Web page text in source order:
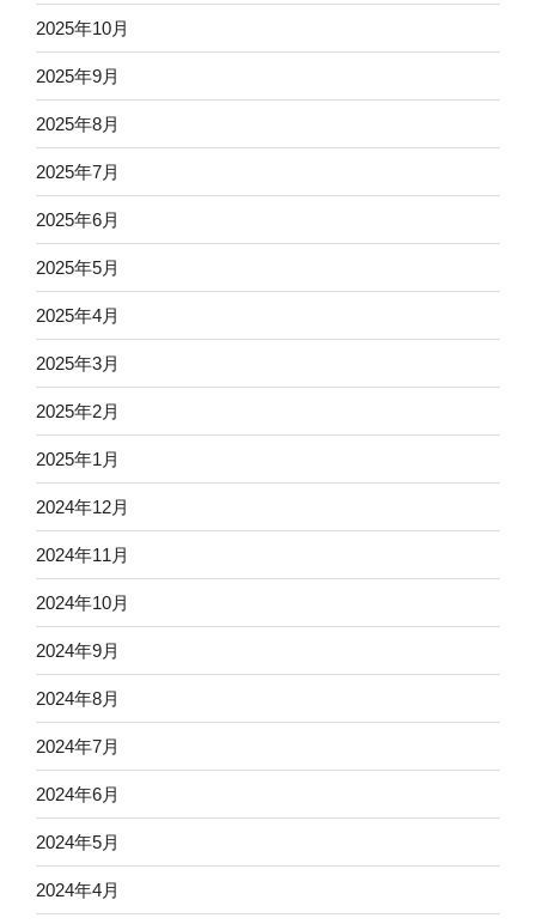
2025年10月
2025年9月
2025年8月
2025年7月
2025年6月
2025年5月
2025年4月
2025年3月
2025年2月
2025年1月
2024年12月
2024年11月
2024年10月
2024年9月
2024年8月
2024年7月
2024年6月
2024年5月
2024年4月